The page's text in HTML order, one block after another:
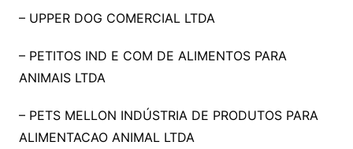
– UPPER DOG COMERCIAL LTDA
– PETITOS IND E COM DE ALIMENTOS PARA
ANIMAIS LTDA
– PETS MELLON INDÚSTRIA DE PRODUTOS PARA
ALIMENTACAO ANIMAL LTDA